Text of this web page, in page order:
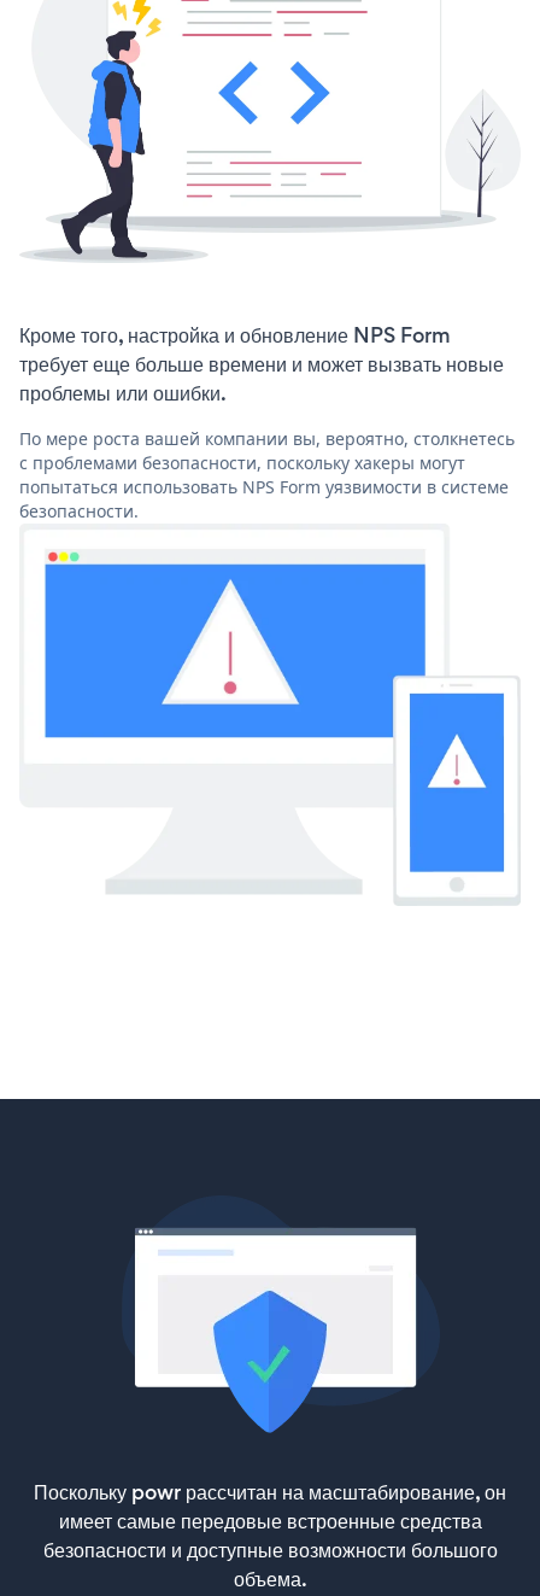
Кроме того, настройка и обновление NPS Form
требует еще больше времени и может вызвать новые
проблемы или ошибки.
По мере роста вашей компании вы, вероятно, столкнетесь
с проблемами безопасности, поскольку хакеры могут
попытаться использовать NPS Form уязвимости в системе
безопасности.
Поскольку powr рассчитан на масштабирование, он
имеет самые передовые встроенные средства
безопасности и доступные возможности большого
объема.